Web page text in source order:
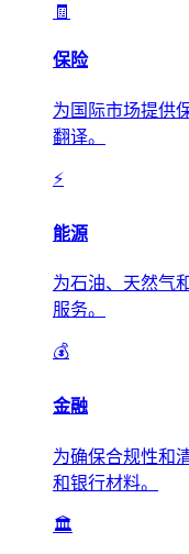
🧾
保险
为国际市场提供
翻译。
⚡
能源
为石油、天然气
服务。
💰
金融
为确保合规性和
和银行材料。
🏛️